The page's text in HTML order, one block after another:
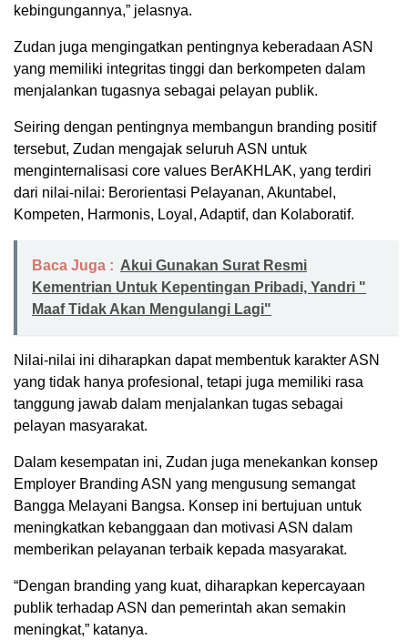
kebingungannya,” jelasnya.
Zudan juga mengingatkan pentingnya keberadaan ASN
yang memiliki integritas tinggi dan berkompeten dalam
menjalankan tugasnya sebagai pelayan publik.
Seiring dengan pentingnya membangun branding positif
tersebut, Zudan mengajak seluruh ASN untuk
menginternalisasi core values BerAKHLAK, yang terdiri
dari nilai-nilai: Berorientasi Pelayanan, Akuntabel,
Kompeten, Harmonis, Loyal, Adaptif, dan Kolaboratif.
Baca Juga : Akui Gunakan Surat Resmi
Kementrian Untuk Kepentingan Pribadi, Yandri "
Maaf Tidak Akan Mengulangi Lagi"
Nilai-nilai ini diharapkan dapat membentuk karakter ASN
yang tidak hanya profesional, tetapi juga memiliki rasa
tanggung jawab dalam menjalankan tugas sebagai
pelayan masyarakat.
Dalam kesempatan ini, Zudan juga menekankan konsep
Employer Branding ASN yang mengusung semangat
Bangga Melayani Bangsa. Konsep ini bertujuan untuk
meningkatkan kebanggaan dan motivasi ASN dalam
memberikan pelayanan terbaik kepada masyarakat.
“Dengan branding yang kuat, diharapkan kepercayaan
publik terhadap ASN dan pemerintah akan semakin
meningkat,” katanya.